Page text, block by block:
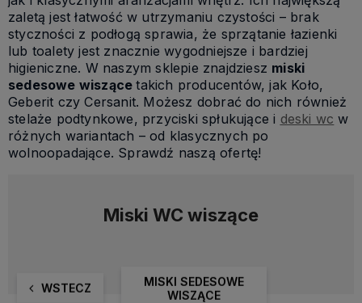
zaletą jest łatwość w utrzymaniu czystości – brak
styczności z podłogą sprawia, że sprzątanie łazienki
lub toalety jest znacznie wygodniejsze i bardziej
higieniczne. W naszym sklepie znajdziesz miski
sedesowe wiszącetakich producentów, jak Koło,
Geberit czy Cersanit. Możesz dobrać do nich również
stelaże podtynkowe, przyciski spłukujące i deski wc w
różnych wariantach – od klasycznych po
wolnoopadające. Sprawdź naszą ofertę!
Miski WC wiszące
WSTECZ
MISKI SEDESOWE
WISZĄCE